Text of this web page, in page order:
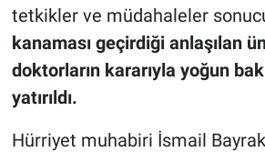
tetkikler ve müdahaleler
kanaması geçirdiği anlaşılan
doktorların kararıyla yoğun
yatırıldı.
Hürriyet muhabiri İsmail